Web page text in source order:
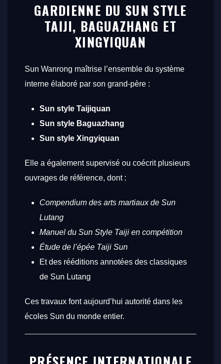
GARDIENNE DU SUN STYLE
TAIJI, BAGUAZHANG ET
XINGYIQUAN
Sun Wanrong maîtrise l’ensemble du système
interne élaboré par son grand-père :
Sun style Taijiquan
Sun style Baguazhang
Sun style Xingyiquan
Elle a également supervisé ou coécrit plusieurs
ouvrages de référence, dont :
Compendium des arts martiaux de Sun
Lutang
Manuel du Sun Style Taiji en compétition
Étude de l’épée Taiji Sun
Et des rééditions annotées des classiques
de Sun Lutang
Ces travaux font aujourd’hui autorité dans les
écoles Sun du monde entier.